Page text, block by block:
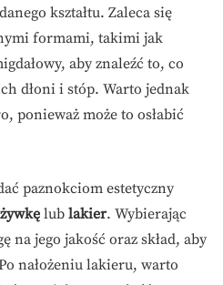
kształtu. Zaleca się
formami, takimi jak
aby znaleźć to, co
dłoni i stóp. Warto jednak
ponieważ może to osłabić
paznokciom estetyczny
lub lakier. Wybierając
na jego jakość oraz skład, aby
nałożeniu lakieru, warto